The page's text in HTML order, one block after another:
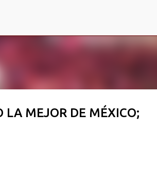
LA MEJOR DE MÉXICO;